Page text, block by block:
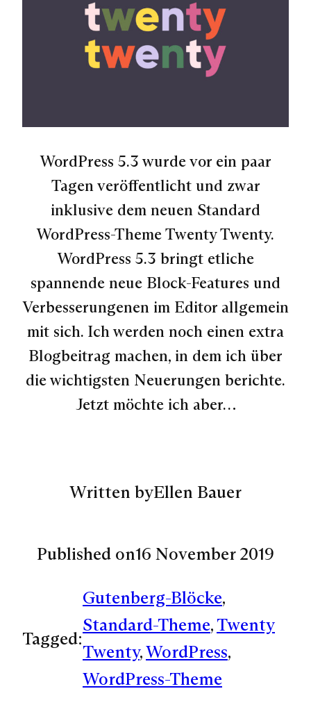
WordPress 5.3 wurde vor ein paar
Tagen veröffentlicht und zwar
inklusive dem neuen Standard
WordPress-Theme Twenty Twenty.
WordPress 5.3 bringt etliche
spannende neue Block-Features und
Verbesserungenen im Editor allgemein
mit sich. Ich werden noch einen extra
Blogbeitrag machen, in dem ich über
die wichtigsten Neuerungen berichte.
Jetzt möchte ich aber…
Written byEllen Bauer
Published on16 November 2019
Tagged:
Gutenberg-Blöcke
Standard-Theme, Twenty
Twenty, WordPress
WordPress-Theme